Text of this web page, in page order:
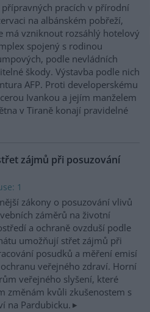
přípravných pracích v přírodní
na albánském pobřeží,
má vzniknout rozsáhlý hotelový
spojený s rodinou
podle nevládních
škody. Výstavba podle nich
AFP. Proti developerskému
Ivankou a jejím manželem
v Tiraně konají pravidelné
zájmů při posuzování
1
zákony o posuzování vlivů
záměrů na životní
a ochraně ovzduší podle
umožňují střet zájmů při
posudků a měření emisí
veřejného zdraví. Horní
veřejného slyšení, které
změnám kvůli zkušenostem s
na Pardubicku.